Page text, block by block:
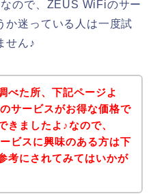
ので、ZEUS WiFiのサー
か迷っている人は一度試
せん♪
べた所、下記ページよ
サービスがお得な価格で
きましたよ♪なので、
ビスに興味のある方は下
考にされてみてはいかが